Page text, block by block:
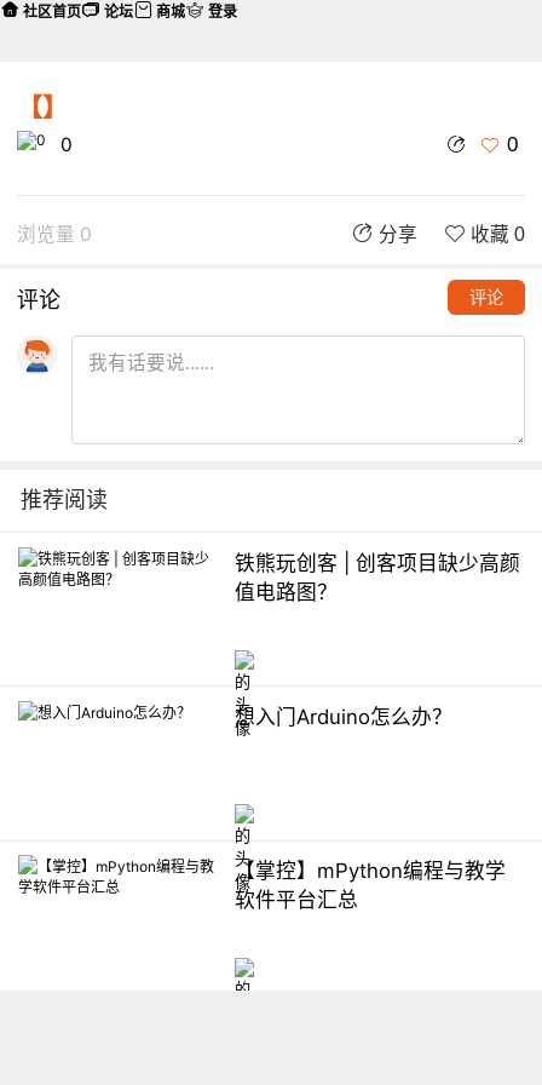
【】
0 0
浏览量 0 分享 收藏 0
评论 评论
推荐阅读
铁熊玩创客 | 创客项目缺少高颜
值电路图？
想入门Arduino怎么办？
【掌控】mPython编程与教学
软件平台汇总
社区首页 论坛 商城 登录